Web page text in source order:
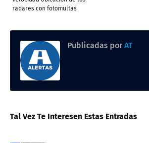
radares con fotomultas
Publicadas por AT
Tal Vez Te Interesen Estas Entradas